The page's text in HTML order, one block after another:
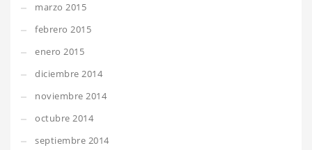
marzo 2015
febrero 2015
enero 2015
diciembre 2014
noviembre 2014
octubre 2014
septiembre 2014